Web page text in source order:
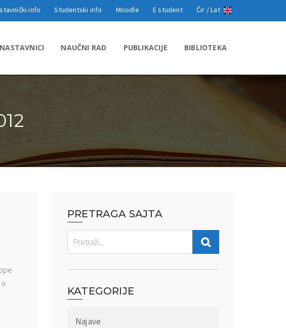
info Studentski info Moodle E student Ćir /Lat
NASTAVNICI NAUČNI RAD PUBLIKACIJE BIBLIOTEKA
PRETRAGA SAJTA
KATEGORIJE
Najave